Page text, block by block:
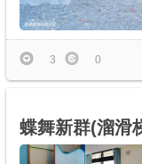
3 0
蝶舞新群(溜滑